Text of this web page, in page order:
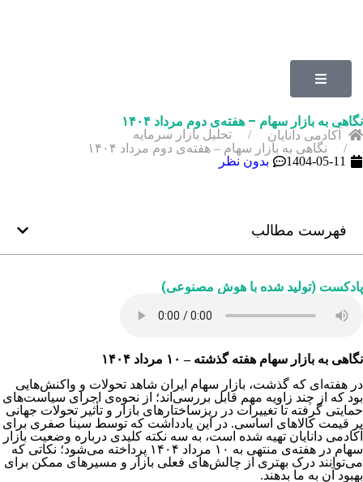
نگاهی به بازار سهام – هفته‌ی دوم مرداد ۱۴۰۴
آکادمی دانایان
تحلیل بازار سرمایه
نگاهی به بازار سهام – هفته‌ی دوم مرداد ۱۴۰۴
1404-05-11
بدون نظر
فهرست مطالب
پادکست (تولید شده با هوش مصنوعی)
نگاهی به بازار سهام هفته گذشته – ۱۰ مرداد ۱۴۰۴
در هفته‌ای که گذشت، بازار سهام ایران شاهد تحولات و واکنش‌هایی
بود که از چند زاویه مهم قابل بررسی‌اند؛ از نحوه‌ی اجرای سیاست‌های
حمایتی گرفته تا تغییرات در ریزساختارهای بازار و تأثیر تحولات جهانی
بر قیمت کالاهای اساسی. در این یادداشت که توسط سینا صفری برای
آکادمی دانایان تهیه شده است، به سه نکته کلیدی درباره وضعیت بازار
سهام در هفته‌ی منتهی به ۱۰ مرداد ۱۴۰۴ پرداخته می‌شود؛ نکاتی که
می‌توانند درک بهتری از چالش‌های فعلی بازار و مسیرهای ممکن برای
بهبود آن به ما بدهند.